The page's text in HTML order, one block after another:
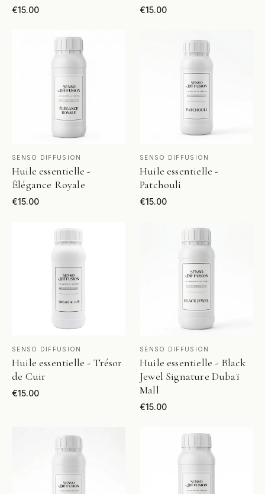
€15.00 €15.00
VOIR LE PRODUIT
SENSO DIFFUSION
Huile essentielle -
Élégance Royale
€15.00
VOIR LE PRODUIT
SENSO DIFFUSION
Huile essentielle -
Patchouli
€15.00
VOIR LE PRODUIT
SENSO DIFFUSION
Huile essentielle - Trésor
de Cuir
€15.00
VOIR LE PRODUIT
SENSO DIFFUSION
Huile essentielle - Black
Jewel Signature Dubaï
Mall
€15.00